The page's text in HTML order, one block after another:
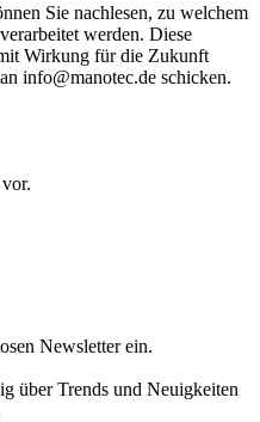
Sie nachlesen, zu welchem
werden. Diese
Wirkung für die Zukunft
info@manotec.de schicken.
Newsletter ein.
über Trends und Neuigkeiten